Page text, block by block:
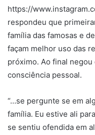
https://
respondeu que
família das famosas e
façam melhor uso das
próximo. Ao final
consciência pessoal.
“…se pergunte se em
família. Eu estive ali
se sentiu ofendida em